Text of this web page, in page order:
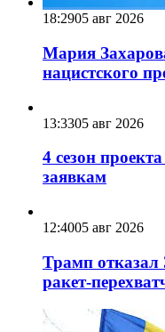
18:2905 авг 2026
Мария
нацистского
13:3305 авг 2026
4 сезон
заявкам
12:4005 авг 2026
Трамп отказал
ракет-